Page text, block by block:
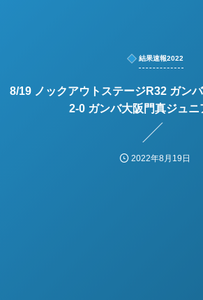
結果速報2022
8/19 ノックアウトステージR32 ガン
2-0 ガンバ大阪門真ジュニ
2022年8月19日